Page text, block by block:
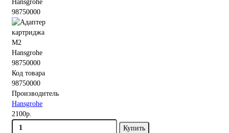
Код товара
98750000
Производитель
Hansgrohe
2100р.
Купить